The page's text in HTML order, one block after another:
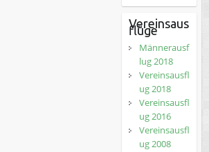
Vereinsaus
flüge
Männerausf
lug 2018
Vereinsausfl
ug 2018
Vereinsausfl
ug 2016
Vereinsausfl
ug 2008